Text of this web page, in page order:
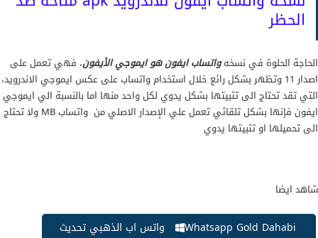
الحظر
الحاجة الحلوة في نسخهواتساب ايفون هو ايموجي الأيفون، فهي تعمل على
اصدار 11 وتظهر بشكل رائع خلال استخدام واتساب على عكس ايموجي الاندرويد،
التي تقد تحتاج الى تثبيتها بشكل يدوي لكل واحد منها اما بالنسبة الي ايموجي
ايفون فإنها بشكل تلقائي تعمل علي الإصدار الاصلي من واتساب MB ولا تحتاج
الى تحميلها او تثبيتها يدوي
شاهد ايضا
Whatsapp Gold Dahabi واتس اب الذهبي تحديث